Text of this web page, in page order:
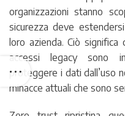
organizzazioni stanno
sicurezza deve
loro azienda. Ciò
accessi legacy sono
proteggere i dati dall’uso
minacce attuali che sono